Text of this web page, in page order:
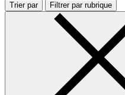
Trier par Filtrer par rubrique